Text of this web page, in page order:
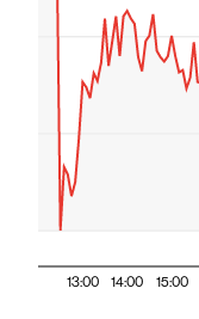
13:00 14:00 15:00